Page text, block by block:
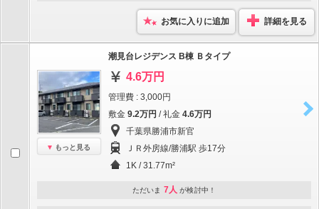
お気に入りに追加 詳細を見る
もっと見る
潮見台レジデンス B棟 Ｂタイプ
4.6万円
管理費 : 3,000円
敷金 9.2万円 / 礼金 4.6万円
千葉県勝浦市新官
ＪＲ外房線/勝浦駅 歩17分
1K / 31.77m²
ただいま 7人 が検討中！